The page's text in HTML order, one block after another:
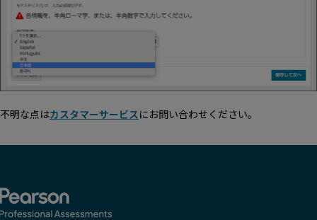
不明な点はカスタマーサービスにお問い合わせください。